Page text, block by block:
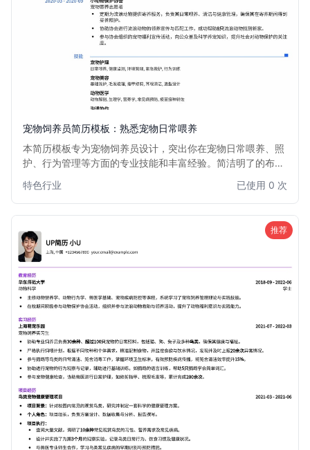
宠物饲养员简历模板：熟悉宠物日常喂养
本简历模板专为宠物饲养员设计，突出你在宠物日常喂养、照
护、行为管理等方面的专业技能和丰富经验。简洁明了的布局
的热情和责任心。适用于各种宠物店、宠物医院、动物园或个
人宠物服务岗位。
特色行业 已使用 0 次
推荐